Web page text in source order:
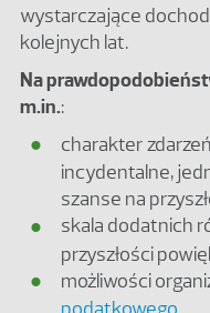
wystarczające
kolejnych lat.
Na
m.in.:
charakter
incydentalne,
szanse na
skala dodatnich
przyszłości
możliwości